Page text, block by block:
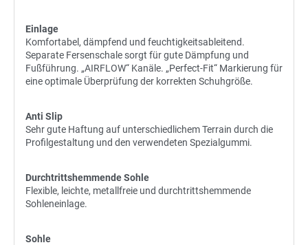
Einlage
Komfortabel, dämpfend und feuchtigkeitsableitend.
Separate Fersenschale sorgt für gute Dämpfung und
Fußführung. „AIRFLOW“ Kanäle. „Perfect-Fit“ Markierung für
eine optimale Überprüfung der korrekten Schuhgröße.
Anti Slip
Sehr gute Haftung auf unterschiedlichem Terrain durch die
Profilgestaltung und den verwendeten Spezialgummi.
Durchtrittshemmende Sohle
Flexible, leichte, metallfreie und durchtrittshemmende
Sohleneinlage.
Sohle